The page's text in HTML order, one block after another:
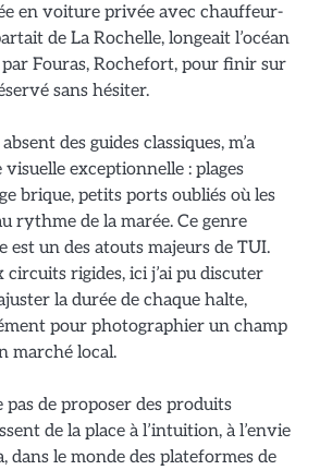
en voiture privée avec chauffeur-
de La Rochelle, longeait l’océan
Fouras, Rochefort, pour finir sur
sans hésiter.
des guides classiques, m’a
exceptionnelle : plages
brique, petits ports oubliés où les
rythme de la marée. Ce genre
est un des atouts majeurs de TUI.
rigides, ici j’ai pu discuter
la durée de chaque halte,
pour photographier un champ
marché local.
de proposer des produits
de la place à l’intuition, à l’envie
dans le monde des plateformes de